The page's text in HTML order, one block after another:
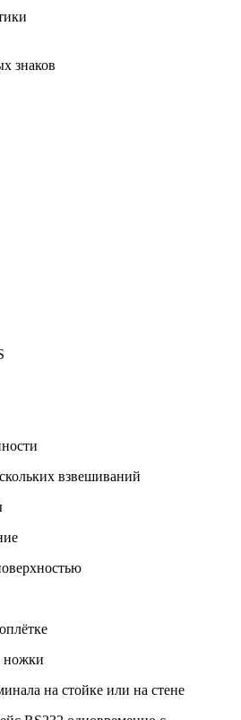
знаков
взвешиваний
ножки
на стойке или на стене